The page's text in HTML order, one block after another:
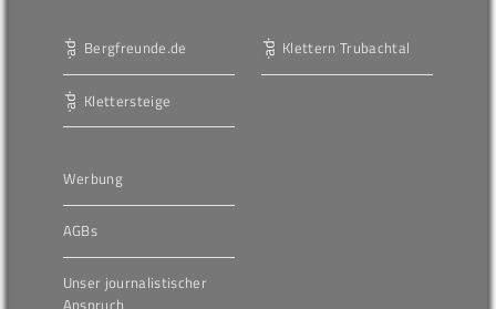
Bergfreunde.de
Klettersteige
Klettern Trubachtal
Werbung
AGBs
Unser journalistischer